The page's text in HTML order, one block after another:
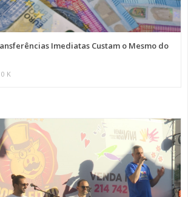
Imediatas Custam o Mesmo do
0 K